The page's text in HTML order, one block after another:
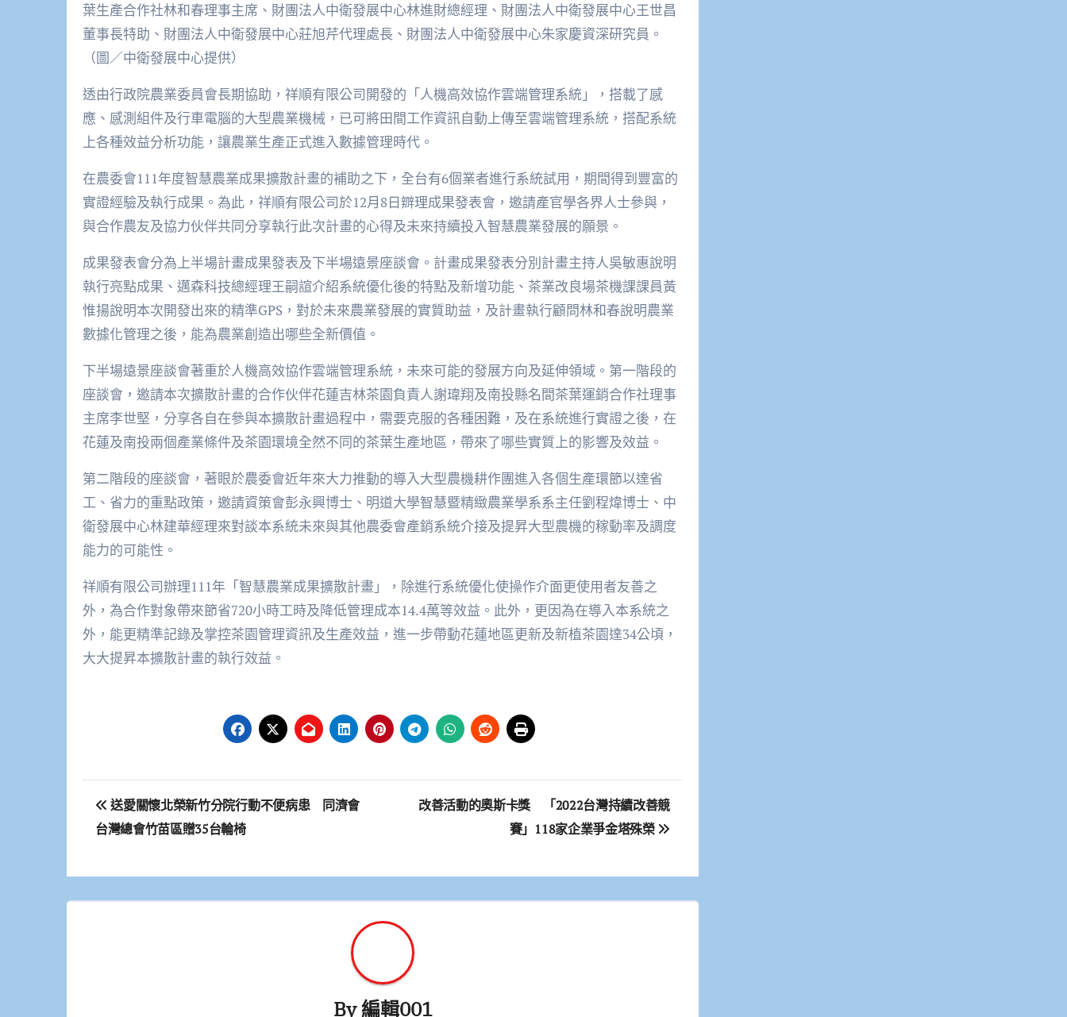
葉生產合作社林和春理事主席、財團法人中衛發展中心林進財總經理、財團法人中衛發展中心王世昌
董事長特助、財團法人中衛發展中心莊旭芹代理處長、財團法人中衛發展中心朱家慶資深研究員。
（圖／中衛發展中心提供）
透由行政院農業委員會長期協助，祥順有限公司開發的「人機高效協作雲端管理系統」，搭載了感
應、感測組件及行車電腦的大型農業機械，已可將田間工作資訊自動上傳至雲端管理系統，搭配系統
上各種效益分析功能，讓農業生產正式進入數據管理時代。
在農委會111年度智慧農業成果擴散計畫的補助之下，全台有6個業者進行系統試用，期間得到豐富的
實證經驗及執行成果。為此，祥順有限公司於12月8日辧理成果發表會，邀請產官學各界人士參與，
與合作農友及協力伙伴共同分享執行此次計畫的心得及未來持續投入智慧農業發展的願景。
成果發表會分為上半場計畫成果發表及下半場遠景座談會。計畫成果發表分別計畫主持人吳敏惠說明
執行亮點成果、邁森科技總經理王嗣諠介紹系統優化後的特點及新增功能、茶業改良場茶機課課員黃
惟揚說明本次開發出來的精準GPS，對於未來農業發展的實質助益，及計畫執行顧問林和春說明農業
數據化管理之後，能為農業創造出哪些全新價值。
下半場遠景座談會著重於人機高效協作雲端管理系統，未來可能的發展方向及延伸領域。第一階段的
座談會，邀請本次擴散計畫的合作伙伴花蓮吉林茶園負責人謝瑋翔及南投縣名間茶葉運銷合作社理事
主席李世堅，分享各自在參與本擴散計畫過程中，需要克服的各種困難，及在系統進行實證之後，在
花蓮及南投兩個產業條件及茶園環境全然不同的茶葉生產地區，帶來了哪些實質上的影響及效益。
第二階段的座談會，著眼於農委會近年來大力推動的導入大型農機耕作團進入各個生產環節以達省
工、省力的重點政策，邀請資策會彭永興博士、明道大學智慧暨精緻農業學系系主任劉程煒博士、中
衛發展中心林建華經理來對談本系統未來與其他農委會產銷系統介接及提昇大型農機的稼動率及調度
能力的可能性。
祥順有限公司辦理111年「智慧農業成果擴散計畫」，除進行系統優化使操作介面更使用者友善之
外，為合作對象帶來節省720小時工時及降低管理成本14.4萬等效益。此外，更因為在導入本系統之
外，能更精準記錄及掌控茶園管理資訊及生產效益，進一步帶動花蓮地區更新及新植茶園達34公頃，
大大提昇本擴散計畫的執行效益。
文
章
覽
送愛關懷北榮新竹分院行動不便病患 同濟會
台灣總會竹苗區贈35台輪椅
改善活動的奧斯卡獎 「2022台灣持續改善競
賽」118家企業爭金塔殊榮
By編輯001